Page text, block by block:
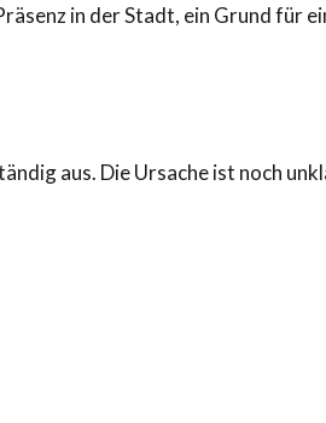
in der Stadt, ein Grund für
aus. Die Ursache ist noch